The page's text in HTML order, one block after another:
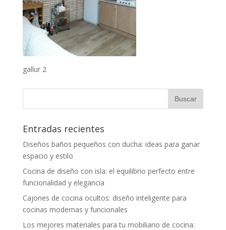
gallur 2
Entradas recientes
Diseños baños pequeños con ducha: ideas para ganar
espacio y estilo
Cocina de diseño con isla: el equilibrio perfecto entre
funcionalidad y elegancia
Cajones de cocina ocultos: diseño inteligente para
cocinas modernas y funcionales
Los mejores materiales para tu mobiliario de cocina: